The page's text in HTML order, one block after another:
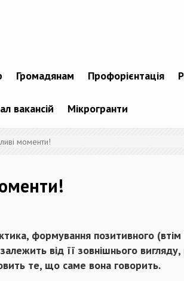
Громадянам Профорієнтація
вакансій Мікрогранти
моменти!
формування позитивного
від її зовнішнього
те, що саме вона говорить.